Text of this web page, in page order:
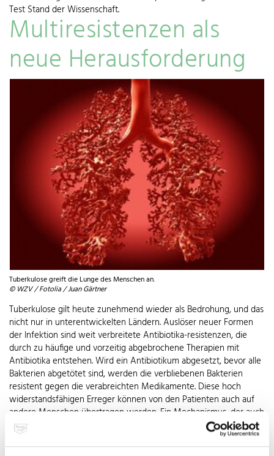
Test Stand der Wissenschaft.
Multiresistenzen als
neue Herausforderung
Tuberkulose greift die Lunge des Menschen an.
© WZV / Fotolia / Juan Gärtner
Tuberkulose gilt heute zunehmend wieder als Bedrohung, und das
nicht nur in unterentwickelten Ländern. Auslöser neuer Formen
der Infektion sind weit verbreitete Antibiotika-resistenzen, die
durch zu häufige und vorzeitig abgebrochene Therapien mit
Antibiotika entstehen. Wird ein Antibiotikum abgesetzt, bevor alle
Bakterien abgetötet sind, werden die verbliebenen Bakterien
resistent gegen die verabreichten Medikamente. Diese hoch
widerstandsfähigen Erreger können von den Patienten auch auf
andere Menschen übertragen werden. Ein Mechanismus, der auch
bei den gefährlichen Krankenhauskeimen greift. Jeder zehnte
Patient, der in der Europäischen Union (EU) in ein Krankenhaus
eingeliefert wird, infiziert sich dort. Von diesen rund drei Millionen